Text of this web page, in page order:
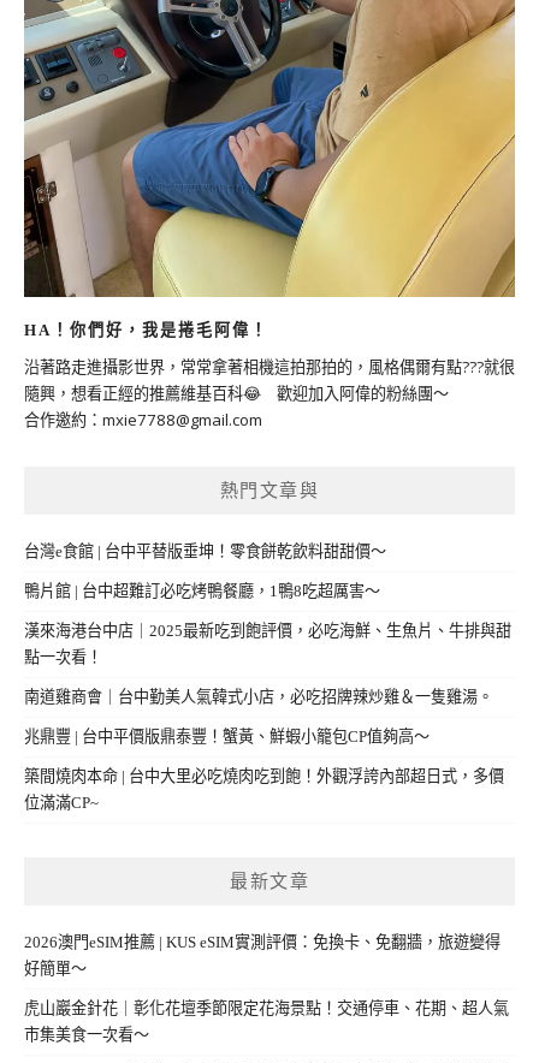
HA！你們好，我是捲毛阿偉！
沿著路走進攝影世界，常常拿著相機這拍那拍的，風格偶爾有點???就很
隨興，想看正經的推薦維基百科😂 歡迎加入阿偉的粉絲團～
合作邀約： mxie7788@gmail.com
熱門文章與
台灣e食館 | 台中平替版垂坤！零食餅乾飲料甜甜價～
鴨片館 | 台中超難訂必吃烤鴨餐廳，1鴨8吃超厲害～
漢來海港台中店｜2025最新吃到飽評價，必吃海鮮、生魚片、牛排與甜
點一次看！
南道雞商會｜台中勤美人氣韓式小店，必吃招牌辣炒雞＆一隻雞湯。
兆鼎豐 | 台中平價版鼎泰豐！蟹黃、鮮蝦小籠包CP值夠高～
築間燒肉本命 | 台中大里必吃燒肉吃到飽！外觀浮誇內部超日式，多價
位滿滿CP~
最新文章
2026澳門eSIM推薦 | KUS eSIM實測評價：免換卡、免翻牆，旅遊變得
好簡單～
虎山巖金針花｜彰化花壇季節限定花海景點！交通停車、花期、超人氣
市集美食一次看～